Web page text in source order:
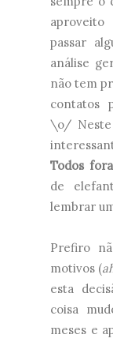
aproveito
passar
análise
não tem
contatos
\o/ Neste
Todos
de
lembrar
Prefiro
motivos (
esta
coisa
meses e